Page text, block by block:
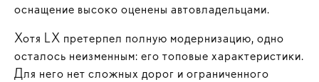
оснащение высоко оценены автовладельцами.
Хотя LX претерпел полную модернизацию, одно
осталось неизменным: его топовые характеристики.
Для него нет сложных дорог и ограниченного